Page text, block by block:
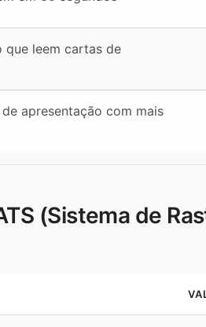
que leem cartas de
apresentação com mais
(Sistema de